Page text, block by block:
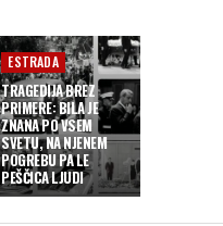
ESTRADA
TRAGEDIJA BREZ
PRIMERE: BILA JE
ZNANA PO VSEM
SVETU, NA NJENEM
POGREBU PA LE
PEŠČICA LJUDI